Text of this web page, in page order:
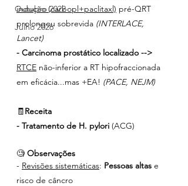
Outubro 2022
Julho 2026
indução (carbopl+paclitaxl) pré-QRT
prolongou sobrevida (INTERLACE,
Lancet)
- Carcinoma prostático localizado -->
RTCE não-inferior a RT hipofraccionada
em eficácia...mas +EA! (PACE, NEJM)
🧾Receita
- Tratamento de H. pylori (ACG)
🧐 Observações
- Revisões sistemáticas: Pessoas altas e
risco de câncro